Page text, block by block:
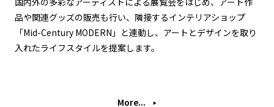
品や関連グッズの販売も行い、隣接するインテリアショップ
「Mid-Century MODERN」と連動し、アートとデザインを取り
入れたライフスタイルを提案します。
More...